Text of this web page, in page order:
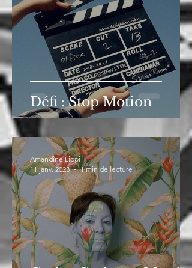
Défi : Stop Motion
Amandine Lippi
11 janv. 2023
1 min de lecture